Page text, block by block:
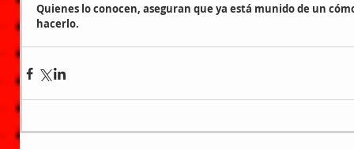
Quienes lo conocen, aseguran que ya está munido de un
hacerlo.